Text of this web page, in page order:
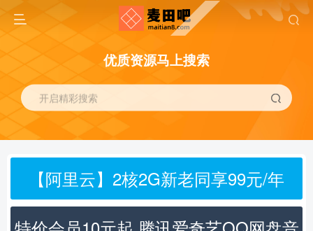
优质资源马上搜索
开启精彩搜索
【阿里云】2核2G新老同享99元/年